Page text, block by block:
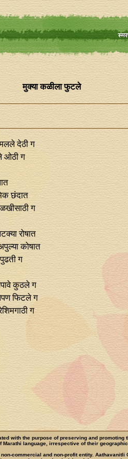
मुक्या कळीला फुटले
देठी ग
ओठी ग
छंदात
ग
रोषात
कोषात
ग
कुठले ग
फिटले ग
ग
with the purpose of preserving and
Marathi language, irrespective of their
commercial and non-profit entity. Aathavanitli